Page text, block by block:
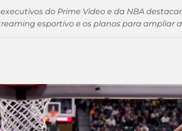
do Prime Video e da NBA
esportivo e os planos para ampliar